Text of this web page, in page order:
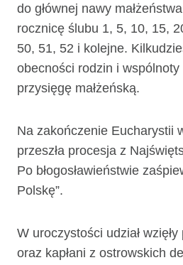
do głównej nawy
rocznicę ślubu 1, 5, 10, 15,
50, 51, 52 i kolejne.
obecności rodzin i wspólnoty
przysięgę małżeńską.
Na zakończenie Eucharystii
przeszła procesja z
Po błogosławieństwie
Polskę”.
W uroczystości udział
oraz kapłani z ostrowskich